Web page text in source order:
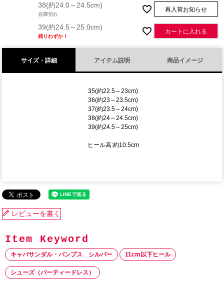
38(約24.0～24.5cm)
在庫切れ
再入荷お知らせ
39(約24.5～25.0cm)
残りわずか！
カートに入れる
サイズ・詳細 アイテム説明 商品イメージ
35(約22.5～23cm)
36(約23～23.5cm)
37(約23.5～24cm)
38(約24～24.5cm)
39(約24.5～25cm)
ヒール高:約10.5cm
レビューを書く
キャバサンダル・パンプス シルバー 11cm以下ヒール
シューズ（パーティードレス）